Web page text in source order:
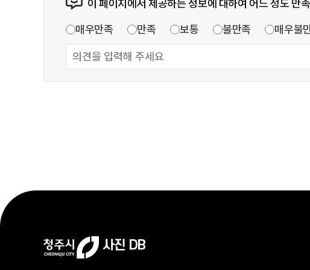
이 페이지에서 제공하는 정보에 대하여 어느 정도 만
매우만족 만족 보통 불만족 매우불